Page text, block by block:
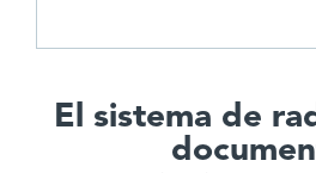
El sistema de